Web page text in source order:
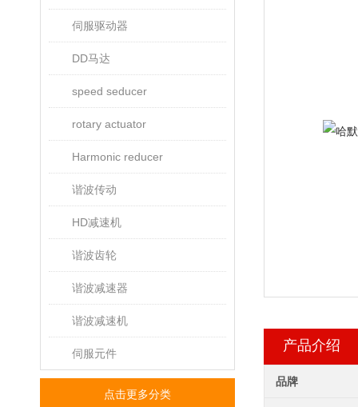
伺服驱动器
DD马达
speed seducer
rotary actuator
Harmonic reducer
谐波传动
HD减速机
谐波齿轮
谐波减速器
谐波减速机
伺服元件
点击更多分类
产品介绍
品牌